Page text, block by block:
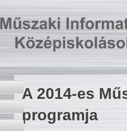
A 2014-es
programja